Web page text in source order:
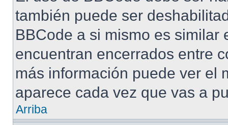
también puede ser
BBCode a si mismo es similar
encuentran encerrados entre
más información puede ver el
aparece cada vez que vas a
Arriba